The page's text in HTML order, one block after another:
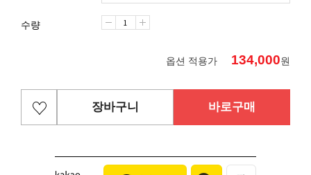
수량
옵션 적용가 134,000원
장바구니 바로구매